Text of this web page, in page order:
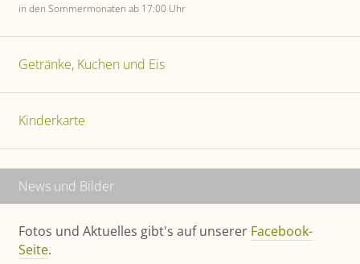
in den Sommermonaten ab 17:00 Uhr
Getränke, Kuchen und Eis
Kinderkarte
News und Bilder
Fotos und Aktuelles gibt's auf unserer Facebook-
Seite.